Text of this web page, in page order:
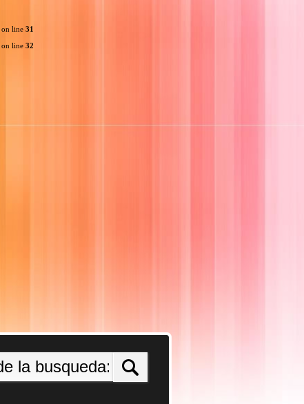
on line 31
on line 32